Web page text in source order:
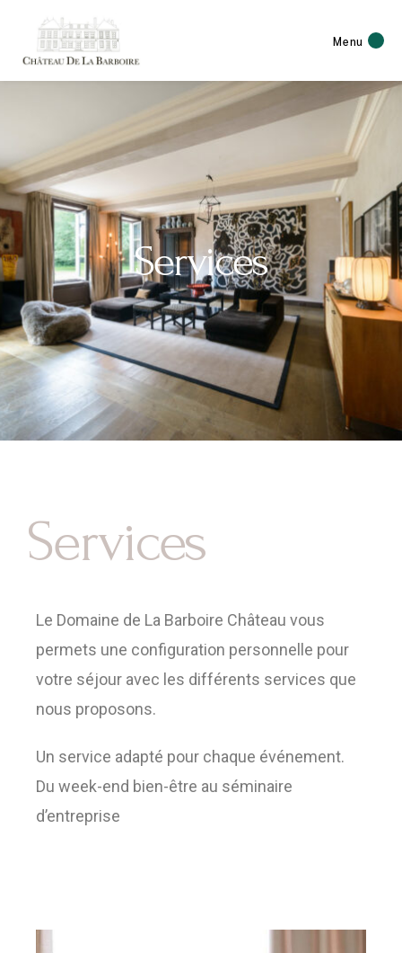
Menu
Services
Services
Le Domaine de La Barboire Château vous
permets une configuration personnelle pour
votre séjour avec les différents services que
nous proposons.
Un service adapté pour chaque événement.
Du week-end bien-être au séminaire
d’entreprise